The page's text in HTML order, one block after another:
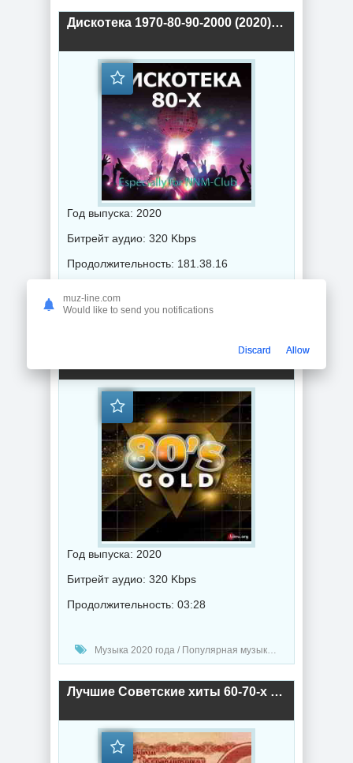
Дискотека 1970-80-90-2000 (2020) торрент
Год выпуска: 2020
Битрейт аудио: 320 Kbps
Продолжительность: 181.38.16
Музыка 2020 года / Популярная музыка / Рок - альтернативная музыка / Ретро музыка / Диско музыка / Поп музыка
Год выпуска: 2020
Битрейт аудио: 320 Kbps
Продолжительность: 03:28
Музыка 2020 года / Популярная музыка / Ретро музыка / Поп музыка
Лучшие Советские хиты 60-70-х (2019) торрент
muz-line.com
Would like to send you notifications
Discard Allow